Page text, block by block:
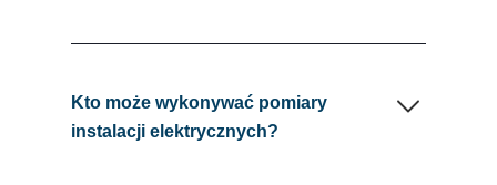
Kto może wykonywać pomiary
instalacji elektrycznych?